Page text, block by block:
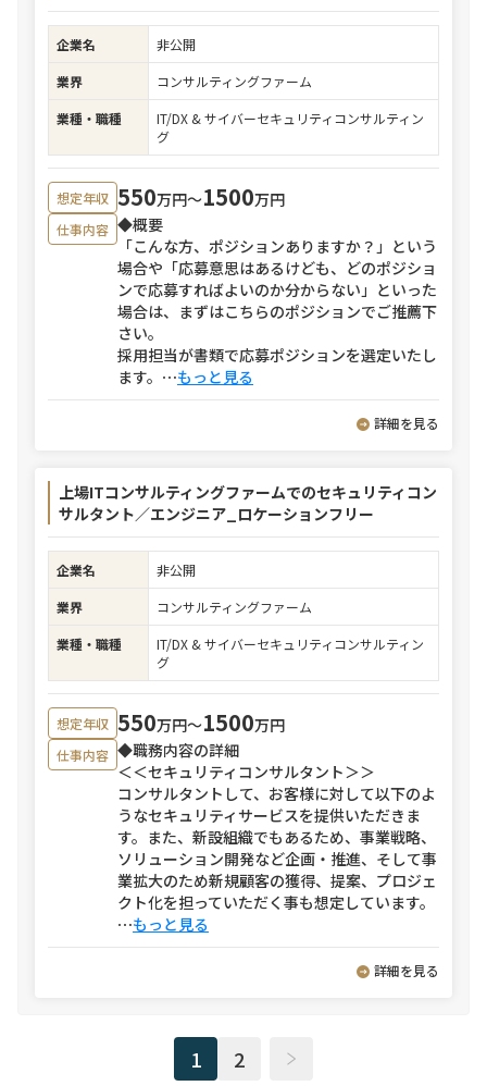
企業名
非公開
業界
コンサルティングファーム
業種・職種
IT/DX & サイバーセキュリティコンサルティン
グ
想定年収 550万円〜1500万円
仕事内容 ◆概要
「こんな方、ポジションありますか？」という
場合や「応募意思はあるけども、どのポジショ
ンで応募すればよいのか分からない」といった
場合は、まずはこちらのポジションでご推薦下
さい。
採用担当が書類で応募ポジションを選定いたし
ます。 ⋯もっと見る
詳細を見る
上場ITコンサルティングファームでのセキュリティコン
サルタント／エンジニア_ロケーションフリー
企業名
非公開
業界
コンサルティングファーム
業種・職種
IT/DX & サイバーセキュリティコンサルティン
グ
想定年収 550万円〜1500万円
仕事内容 ◆職務内容の詳細
＜＜セキュリティコンサルタント＞＞
コンサルタントして、お客様に対して以下のよ
うなセキュリティサービスを提供いただきま
す。また、新設組織でもあるため、事業戦略、
ソリューション開発など企画・推進、そして事
業拡大のため新規顧客の獲得、提案、プロジェ
クト化を担っていただく事も想定しています。
⋯もっと見る
詳細を見る
1 2